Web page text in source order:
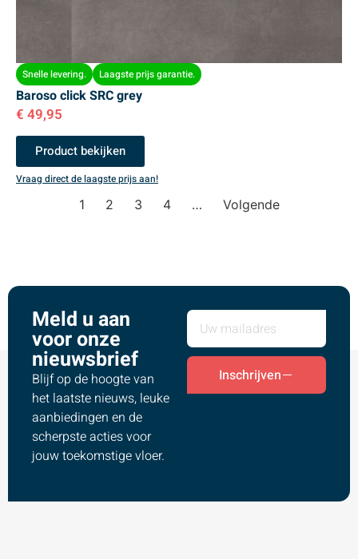
Snelle levering. Laagste prijs garantie.
Baroso click SRC grey
€ 49,95
Product bekijken
Vraag direct de laagste prijs aan!
1 2 3 4 … Volgende
Meld u aan
voor onze
nieuwsbrief
Blijf op de hoogte van
het laatste nieuws, leuke
aanbiedingen en de
scherpste acties voor
jouw toekomstige vloer.
Inschrijven